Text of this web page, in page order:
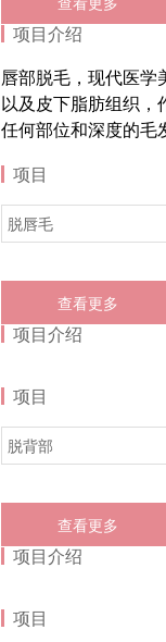
项目介绍
唇部脱毛，现代医学
以及皮下脂肪组织，
任何部位和深度的毛
项目
脱唇毛
查看更多
项目介绍
项目
脱背部
查看更多
项目介绍
项目